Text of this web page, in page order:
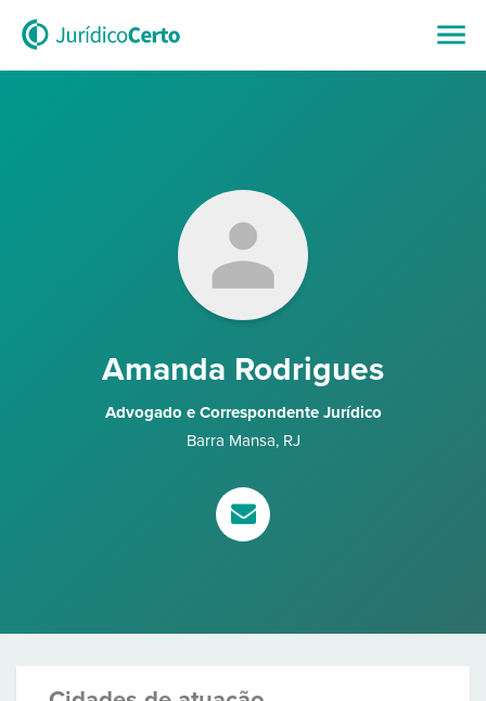
Amanda Rodrigues
Advogado e Correspondente Jurídico
Barra Mansa, RJ